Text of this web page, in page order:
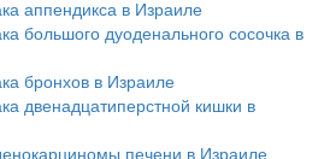
аппендикса в Израиле
большого дуоденального сосочка в
бронхов в Израиле
двенадцатиперстной кишки в
печени в Израиле